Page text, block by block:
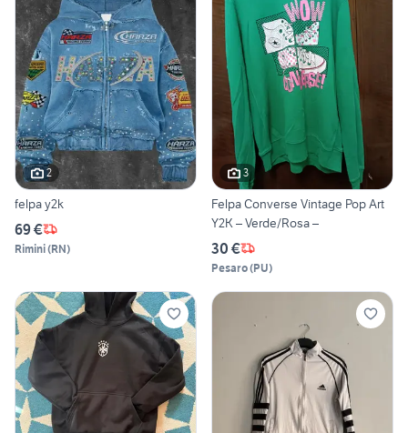
2
felpa y2k
69 €
Rimini(RN)
3
Felpa Converse Vintage Pop Art
Y2K – Verde/Rosa –
30 €
Pesaro(PU)